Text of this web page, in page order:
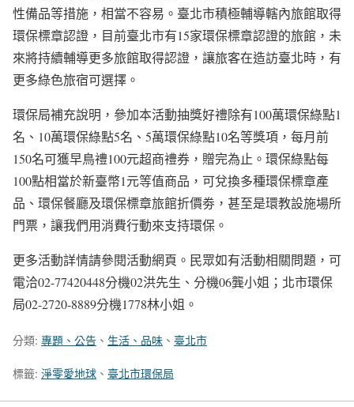
性備品等措施，相當不容易。臺北市積極輔導轄內旅館取得
環保標章認證，目前臺北市有15家環保標章認證的旅館，未
來將持續輔導更多旅館取得認證，讓旅客在造訪臺北時，有
更多綠色旅宿可選擇。
環保局補充說明，參加本活動抽獎好禮除有100萬環保綠點1
名、10萬環保綠點5名、5萬環保綠點10名等獎項，每月前
150名可獲早鳥禮100元超商禮券，贈完為止。環保綠點每
100點相當於新臺幣1元等值商品，可兌換多種環保標章產
品、環保餐廳及環保標章旅館折價劵，甚至是環教設施場所
門票，讓我們用消費行動來支持環保。
更多活動詳情請參閱活動網頁。民眾如有活動相關問題，可
電洽02-77420448分機02洪先生、分機06龔小姐；北市環保
局02-2720-8889分機1778林小姐。
分類: 專題、公告 、 生活、品味 、 臺北市
標籤: 淨零愛地球 、 臺北市環保局